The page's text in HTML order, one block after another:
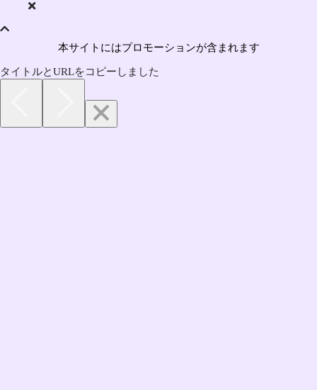
本サイトにはプロモーションが含まれます
タイトルとURLをコピーしました